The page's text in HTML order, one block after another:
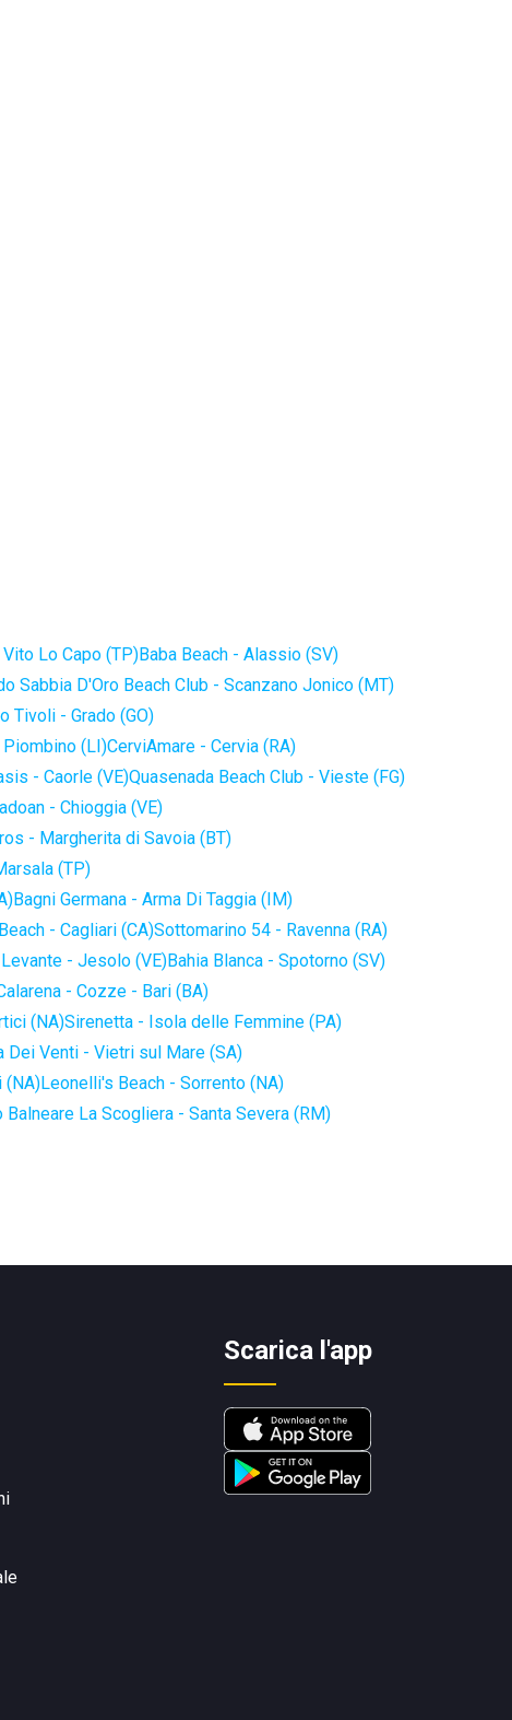
Lo Capo (TP)Baba Beach - Alassio (SV)
Sabbia D'Oro Beach Club - Scanzano Jonico (MT)
Tivoli - Grado (GO)
Piombino (LI)CerviAmare - Cervia (RA)
- Caorle (VE)Quasenada Beach Club - Vieste (FG)
- Chioggia (VE)
- Margherita di Savoia (BT)
(TP)
Bagni Germana - Arma Di Taggia (IM)
- Cagliari (CA)Sottomarino 54 - Ravenna (RA)
- Jesolo (VE)Bahia Blanca - Spotorno (SV)
- Cozze - Bari (BA)
(NA)Sirenetta - Isola delle Femmine (PA)
Dei Venti - Vietri sul Mare (SA)
(NA)Leonelli's Beach - Sorrento (NA)
La Scogliera - Santa Severa (RM)
Scarica l'app